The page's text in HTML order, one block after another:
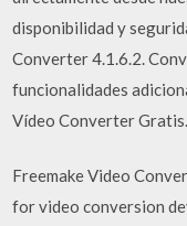
disponibilidad y
Converter 4.1.6.2.
funcionalidades
Vídeo Converter
Freemake Video
for video conversion